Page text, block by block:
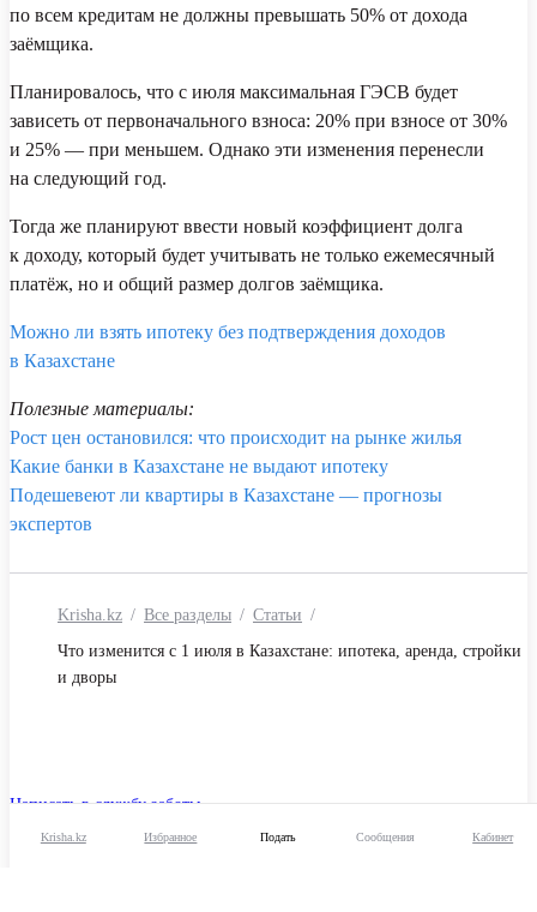
по всем кредитам не должны превышать 50% от дохода
заёмщика.
Планировалось, что с июля максимальная ГЭСВ будет
зависеть от первоначального взноса: 20% при взносе от 30%
и 25% — при меньшем. Однако эти изменения перенесли
на следующий год.
Тогда же планируют ввести новый коэффициент долга
к доходу, который будет учитывать не только ежемесячный
платёж, но и общий размер долгов заёмщика.
Можно ли взять ипотеку без подтверждения доходов
в Казахстане
Полезные материалы:
Рост цен остановился: что происходит на рынке жилья
Какие банки в Казахстане не выдают ипотеку
Подешевеют ли квартиры в Казахстане — прогнозы
экспертов
Krisha.kz Все разделы
Статьи
Что изменится с 1 июля в Казахстане: ипотека, аренда, стройки
и дворы
Написать в службу заботы
© 2006 — 2026 «Крыша»
Krisha.kz Избранное Подать Сообщения Кабинет